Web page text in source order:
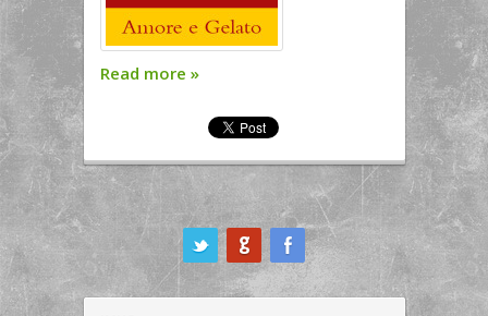
Read more »